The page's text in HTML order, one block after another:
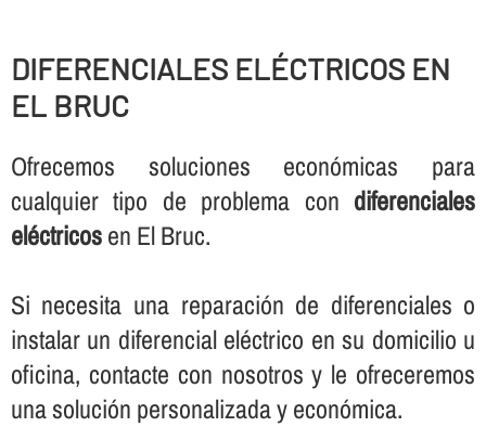
DIFERENCIALES ELÉCTRICOS EN
EL BRUC
Ofrecemos soluciones económicas para
cualquier tipo de problema con diferenciales
eléctricosen El Bruc.
Si necesita una reparación de diferenciales o
instalar un diferencial eléctrico en su domicilio u
oficina, contacte con nosotros y le ofreceremos
una solución personalizada y económica.